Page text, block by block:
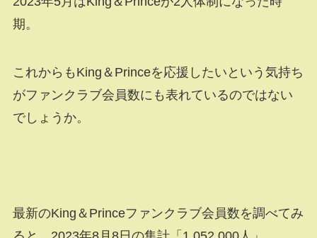
期。
これからもKing＆Princeを応援したいという気持ち
がファンクラブ会員数にも表れているのではない
でしょうか。
最新のKing＆Princeファンクラブ会員数を調べてみ